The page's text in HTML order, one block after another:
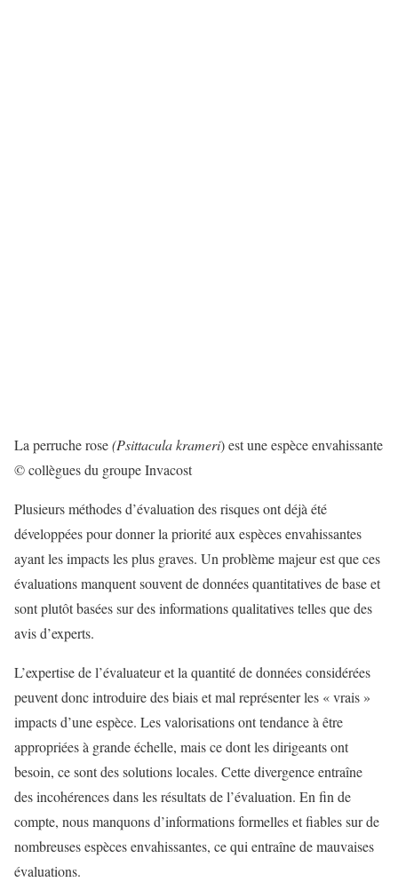
La perruche rose(Psittacula krameri) est une espèce envahissante
© collègues du groupe Invacost
Plusieurs méthodes d’évaluation des risques ont déjà été
développées pour donner la priorité aux espèces envahissantes
ayant les impacts les plus graves. Un problème majeur est que ces
évaluations manquent souvent de données quantitatives de base et
sont plutôt basées sur des informations qualitatives telles que des
avis d’experts.
L’expertise de l’évaluateur et la quantité de données considérées
peuvent donc introduire des biais et mal représenter les « vrais »
impacts d’une espèce. Les valorisations ont tendance à être
appropriées à grande échelle, mais ce dont les dirigeants ont
besoin, ce sont des solutions locales. Cette divergence entraîne
des incohérences dans les résultats de l’évaluation. En fin de
compte, nous manquons d’informations formelles et fiables sur de
nombreuses espèces envahissantes, ce qui entraîne de mauvaises
évaluations.